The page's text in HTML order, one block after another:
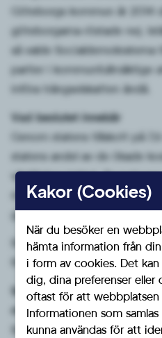
Göteborgs kommun år 2014
göteborgarna röstade nej.
så valde Socialdemokraterna
partier i kommunfullmäktige
införa trängselskatten ändå.
Vad beslutet innebär
Genom statens tillskott på
statens andel av de ökade
västlänkprojektet.
med Trafikverkets förslag om
genom utökad trängselskatt.
Staten öppnar i stället för
finansieringslösningar.
Socialdemokraterna införde
med folkviljan
Socialdemokraterna valde
Kakor (Cookies)
När du besöker en
hämta information från
i form av cookies. Det
dig, dina preferenser eller
oftast för att webbplatsen
Informationen som
kunna användas för att